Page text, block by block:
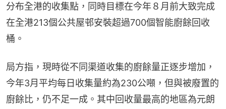
分布全港的收集點，同時目標在今年８月前大致完成
在全港213個公共屋邨安裝超過700個智能廚餘回收
桶。
局方指，現時從不同渠道收集的廚餘量正逐步增加，
今年3月平均每日收集量約為230公噸，但與被廢置的
廚餘比，仍不足一成。其中回收量最高的地區為元朗